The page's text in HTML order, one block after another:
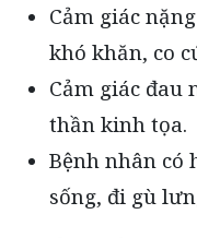
Cảm giác
khó khăn, co
Cảm giác đau
thần kinh tọa.
Bệnh nhân có
sống, đi gù